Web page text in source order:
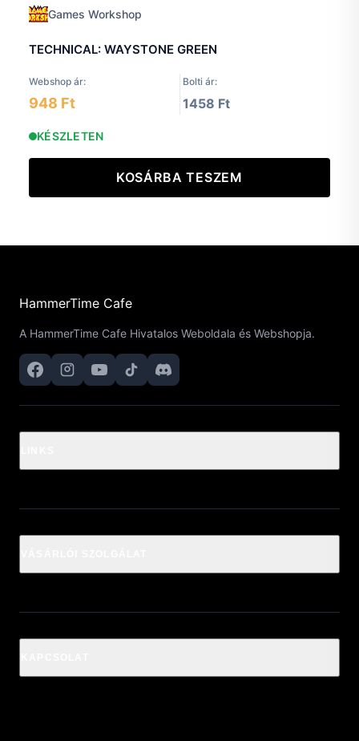
Games Workshop
TECHNICAL: WAYSTONE GREEN
Webshop ár: Bolti ár:
948 Ft 1458 Ft
KÉSZLETEN
KOSÁRBA TESZEM
HammerTime Cafe
A HammerTime Cafe Hivatalos Weboldala és Webshopja.